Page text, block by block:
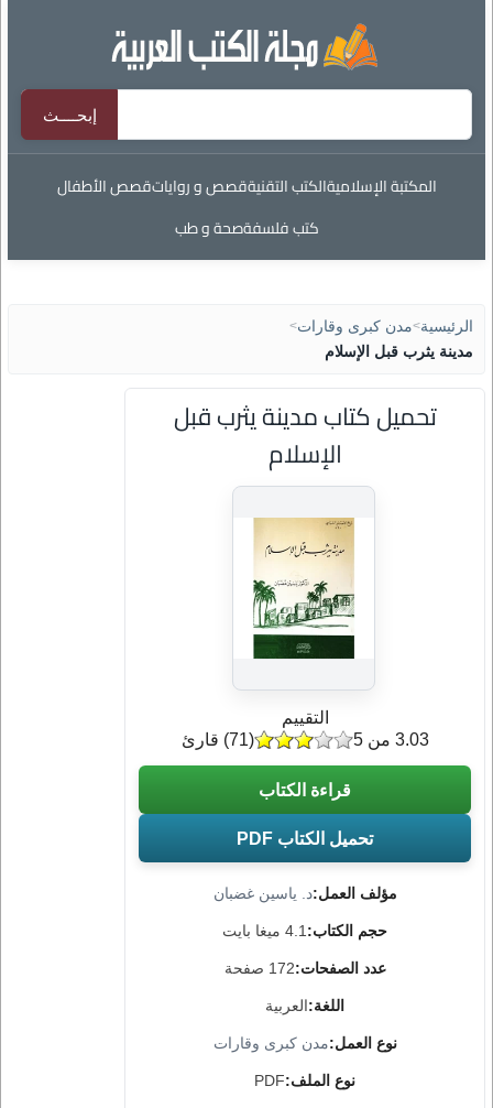
المكتبة الإسلاميةالكتب التقنيةقصص و رواياتقصص الأطفال
كتب فلسفةصحة و طب
الرئيسية>مدن كبرى وقارات>
مدينة يثرب قبل الإسلام
تحميل كتاب مدينة يثرب قبل
الإسلام
مؤلف العمل:د. ياسين غضبان
حجم الكتاب: 4.1 ميغا بايت
عدد الصفحات:172 صفحة
اللغة:العربية
نوع العمل:مدن كبرى وقارات
نوع الملف:PDF
التقييم
(
71) قارئ 3.03 من 5
قراءة الكتاب
تحميل الكتاب PDF